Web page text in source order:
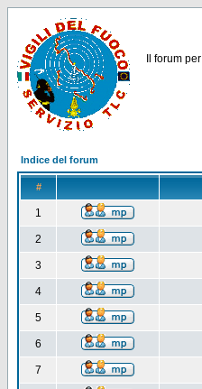
Il forum per
Indice del forum
#
1
2
3
4
5
6
7